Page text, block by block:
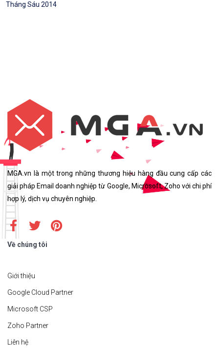
Tháng Sáu 2014
MGA.vn là một trong những thương hiệu hàng đầu cung cấp các
giải pháp Email doanh nghiệp từ Google, Microsoft, Zoho với chi phí
hợp lý, dịch vụ chuyên nghiệp.
Về chúng tôi
Giới thiệu
Google Cloud Partner
Microsoft CSP
Zoho Partner
Liên hệ